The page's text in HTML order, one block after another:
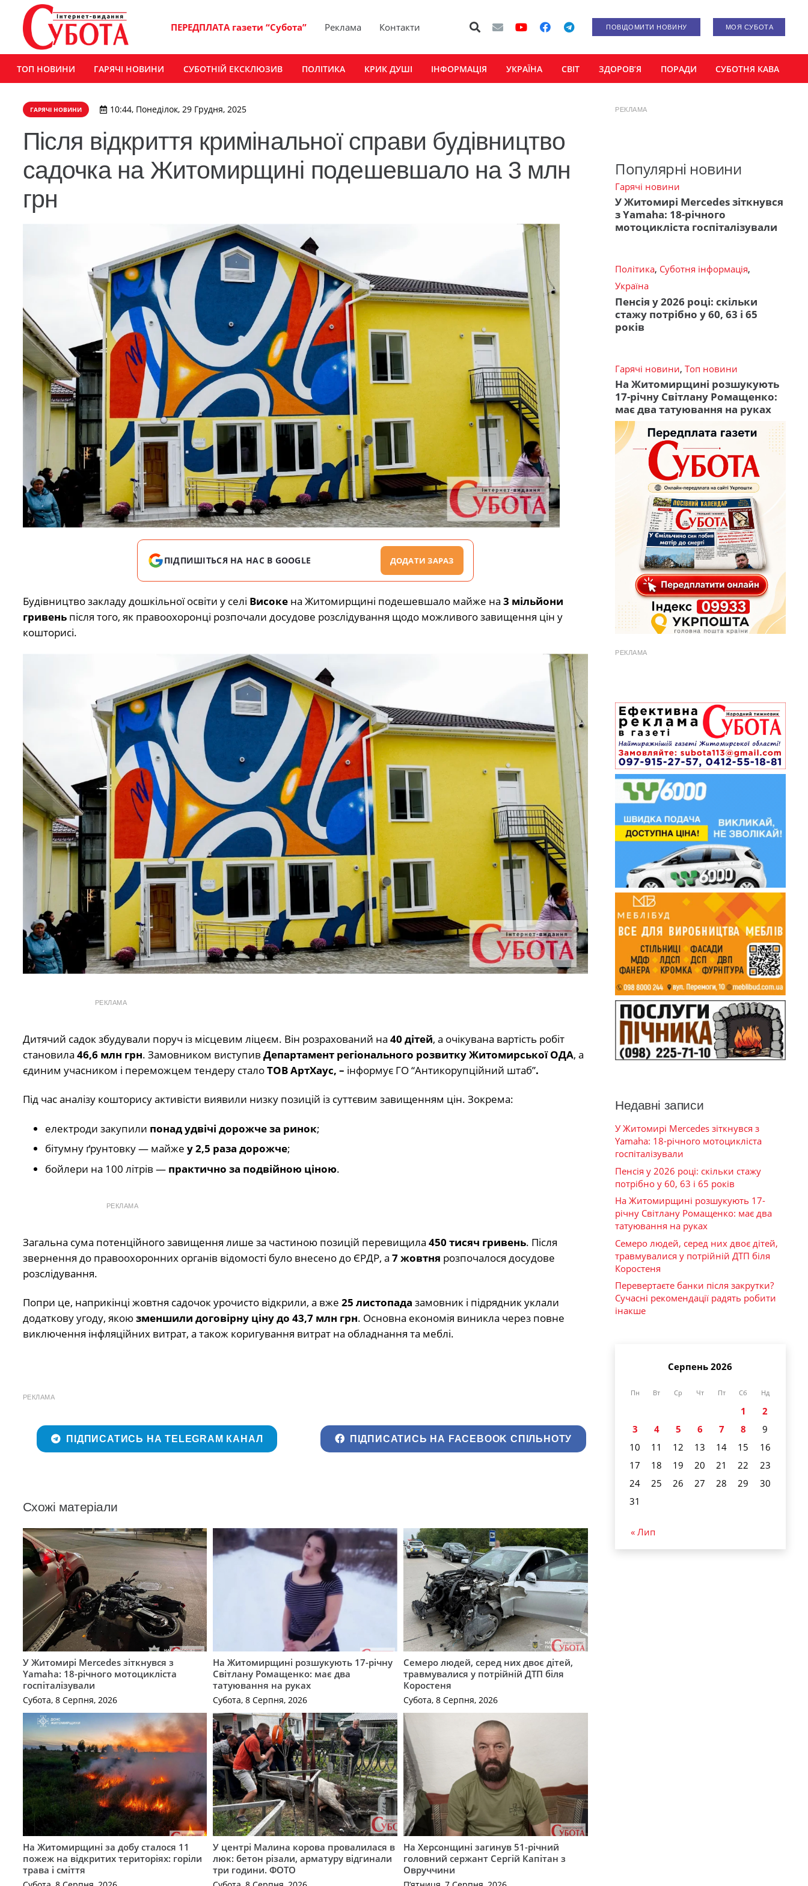
ПЕРЕДПЛАТА газети “Субота” Реклама Контакти ПОВІДОМИТИ НОВИНУ МОЯ СУБОТА
ТОП НОВИНИ ГАРЯЧІ НОВИНИ СУБОТНІЙ ЕКСКЛЮЗИВ ПОЛІТИКА КРИК ДУШІ ІНФОРМАЦІЯ УКРАЇНА СВІТ ЗДОРОВ’Я ПОРАДИ СУБОТНЯ КАВА
ГАРЯЧІ НОВИНИ 10:44, Понеділок, 29 Грудня, 2025
Після відкриття кримінальної справи будівництво
садочка на Житомирщині подешевшало на 3 млн
грн
ПІДПИШІТЬСЯ НА НАС В GOOGLE ДОДАТИ ЗАРАЗ
Будівництво закладу дошкільної освіти у селі Високена Житомирщині подешевшало майже на 3 мільйони
гривеньпісля того, як правоохоронці розпочали досудове розслідування щодо можливого завищення цін у
кошторисі.
РЕКЛАМА
Дитячий садок збудували поруч із місцевим ліцеєм. Він розрахований на 40 дітей, а очікувана вартість робіт
становила 46,6 млн грн. Замовником виступив Департамент регіонального розвитку Житомирської ОДА, а
єдиним учасником і переможцем тендеру сталоТОВ АртХаус, – інформує ГО “Антикорупційний штаб”.
Під час аналізу кошторису активісти виявили низку позицій із суттєвим завищенням цін. Зокрема:
електроди закупили понад удвічі дорожче за ринок;
бітумну ґрунтовку — майже у 2,5 раза дорожче;
бойлери на 100 літрів — практично за подвійною ціною.
РЕКЛАМА
Загальна сума потенційного завищення лише за частиною позицій перевищила 450 тисяч гривень. Після
звернення до правоохоронних органів відомості було внесено до ЄРДР, а 7 жовтня розпочалося досудове
розслідування.
Попри це, наприкінці жовтня садочок урочисто відкрили, а вже 25 листопада замовник і підрядник уклали
додаткову угоду, якоюзменшили договірну ціну до 43,7 млн грн. Основна економія виникла через повне
виключення інфляційних витрат, а також коригування витрат на обладнання та меблі.
РЕКЛАМА
ПІДПИСАТИСЬ НА TELEGRAM КАНАЛ ПІДПИСАТИСЬ НА FACEBOOK СПІЛЬНОТУ
Схожі матеріали
У Житомирі Mercedes зіткнувся з
Yamaha: 18-річного мотоцикліста
госпіталізували
Субота, 8 Серпня, 2026
На Житомирщині розшукують 17-річну
Світлану Ромащенко: має два
татуювання на руках
Субота, 8 Серпня, 2026
Семеро людей, серед них двоє дітей,
травмувалися у потрійній ДТП біля
Коростеня
Субота, 8 Серпня, 2026
На Житомирщині за добу сталося 11
пожеж на відкритих територіях: горіли
трава і сміття
У центрі Малина корова провалилася в
люк: бетон різали, арматуру відгинали
три години. ФОТО
На Херсонщині загинув 51-річний
головний сержант Сергій Капітан з
Овруччини
РЕКЛАМА
Популярні новини
Гарячі новини
У Житомирі Mercedes зіткнувся
з Yamaha: 18-річного
мотоцикліста госпіталізували
Політика, Суботня інформація,
Україна
Пенсія у 2026 році: скільки
стажу потрібно у 60, 63 і 65
років
Гарячі новини, Топ новини
На Житомирщині розшукують
17-річну Світлану Ромащенко:
має два татуювання на руках
РЕКЛАМА
Недавні записи
У Житомирі Mercedes зіткнувся з
Yamaha: 18-річного мотоцикліста
госпіталізували
Пенсія у 2026 році: скільки стажу
потрібно у 60, 63 і 65 років
На Житомирщині розшукують 17-
річну Світлану Ромащенко: має два
татуювання на руках
Семеро людей, серед них двоє дітей,
травмувалися у потрійній ДТП біля
Коростеня
Перевертаєте банки після закрутки?
Сучасні рекомендації радять робити
інакше
Серпень 2026
Пн Вт Ср Чт Пт Сб Нд
1
2
3
4 5 6 7 8
9
10
11 12 13 14 15
16
17
18 19 20 21 22
23
24
25 26 27 28 29
30
31
« Лип